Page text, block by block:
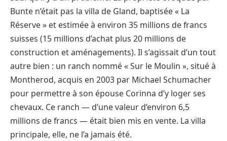
Bunte n’était pas la villa de Gland, baptisée « La
Réserve » et estimée à environ 35 millions de francs
suisses (15 millions d’achat plus 20 millions de
construction et aménagements). Il s’agissait d’un tout
autre bien : un ranch nommé « Sur le Moulin », situé à
Montherod, acquis en 2003 par Michael Schumacher
pour permettre à son épouse Corinna d’y loger ses
chevaux. Ce ranch — d’une valeur d’environ 6,5
millions de francs — était bien mis en vente. La villa
principale, elle, ne l’a jamais été.